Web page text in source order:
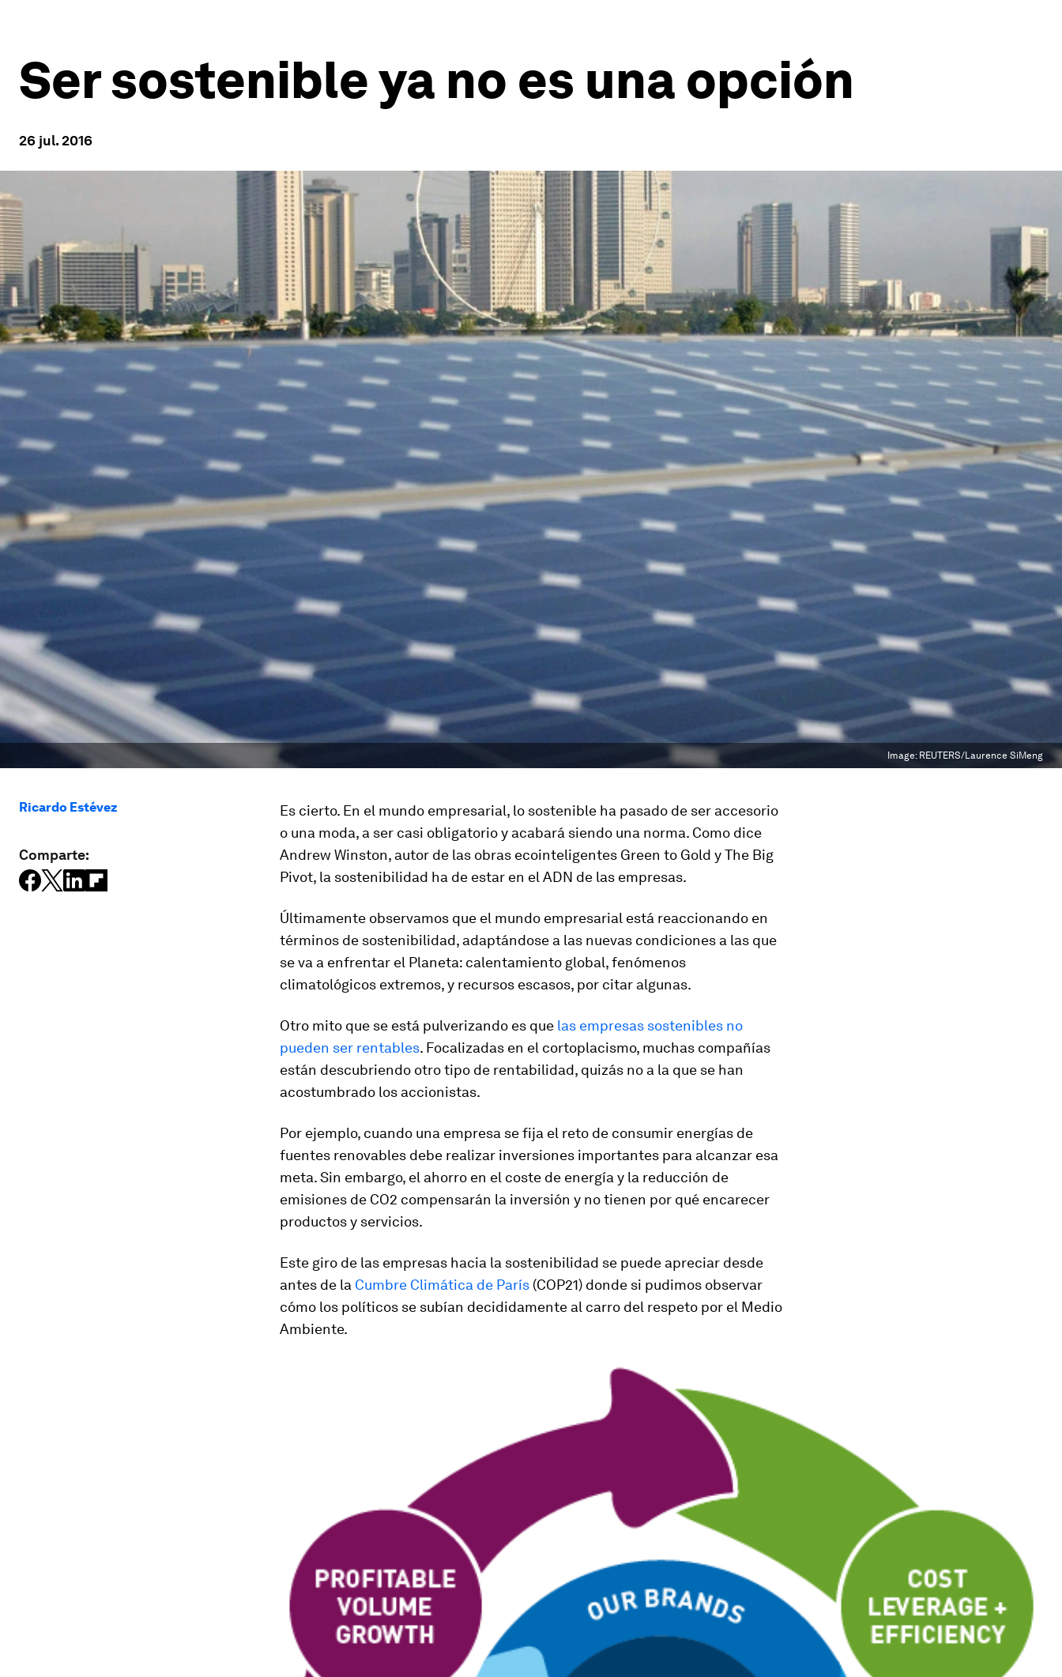
Ser sostenible ya no es una opción
26 jul. 2016
Image: REUTERS/Laurence SiMeng
Ricardo Estévez
Comparte:
Es cierto. En el mundo empresarial, lo sostenible ha pasado de ser accesorio
o una moda, a ser casi obligatorio y acabará siendo una norma. Como dice
Andrew Winston, autor de las obras ecointeligentes Green to Gold y The Big
Pivot, la sostenibilidad ha de estar en el ADN de las empresas.
Últimamente observamos que el mundo empresarial está reaccionando en
términos de sostenibilidad, adaptándose a las nuevas condiciones a las que
se va a enfrentar el Planeta: calentamiento global, fenómenos
climatológicos extremos, y recursos escasos, por citar algunas.
Otro mito que se está pulverizando es que las empresas sostenibles no
pueden ser rentables. Focalizadas en el cortoplacismo, muchas compañías
están descubriendo otro tipo de rentabilidad, quizás no a la que se han
acostumbrado los accionistas.
Por ejemplo, cuando una empresa se fija el reto de consumir energías de
fuentes renovables debe realizar inversiones importantes para alcanzar esa
meta. Sin embargo, el ahorro en el coste de energía y la reducción de
emisiones de CO2 compensarán la inversión y no tienen por qué encarecer
productos y servicios.
Este giro de las empresas hacia la sostenibilidad se puede apreciar desde
antes de la Cumbre Climática de París (COP21) donde si pudimos observar
cómo los políticos se subían decididamente al carro del respeto por el Medio
Ambiente.